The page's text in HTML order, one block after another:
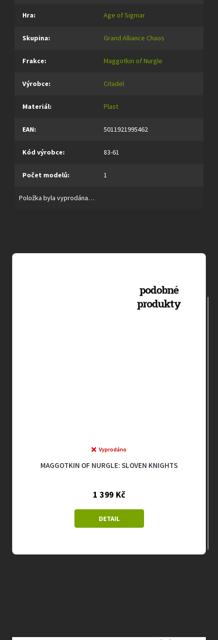
Hra: Age of Sigmar
Skupina: Grand Alliance Chaos
Frakce: Maggotkin of Nurgle
Výrobce: Citadel
Materiál: Plast
EAN: 5011921995462
Kód výrobce: 83-61
Počet modelů: 1
Položka byla vyprodána…
MAGGOTKIN OF NURGLE: SLOVEN KNIGHTS
Vyprodáno
1 399 Kč
DETAIL